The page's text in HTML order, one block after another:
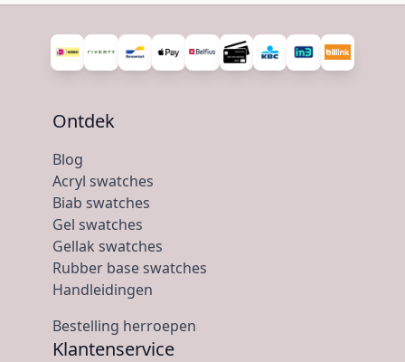
Ontdek
Blog
Acryl swatches
Biab swatches
Gel swatches
Gellak swatches
Rubber base swatches
Handleidingen
Bestelling herroepen
Klantenservice